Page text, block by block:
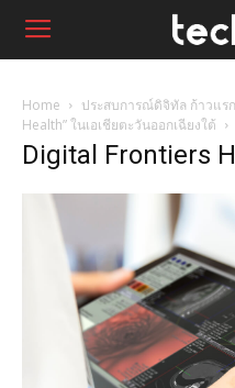
Home
ประสบการณ์ดิจิทัล ก้าวแร
Health” ในเอเชียตะวันออกเฉียงใต้
Digital Frontiers